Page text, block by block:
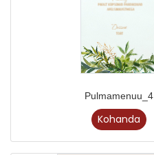
Pulmamenuu_4
Kohanda